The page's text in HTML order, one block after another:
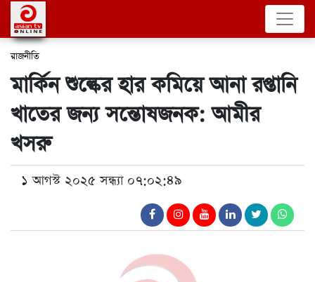
রাজনীতি
মার্কিন শুল্কের হার কমিয়ে আনা রপ্তানি
খাতের জন্য সন্তোষজনক: আমীর
খসরু
১ আগস্ট ২০২৫ সন্ধ্যা ০৭:০২:৪৯